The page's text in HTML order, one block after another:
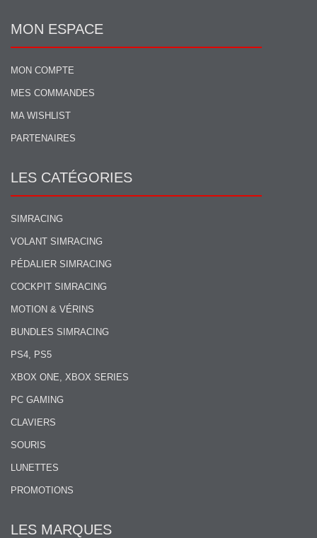
MON ESPACE
MON COMPTE
MES COMMANDES
MA WISHLIST
PARTENAIRES
LES CATÉGORIES
SIMRACING
VOLANT SIMRACING
PÉDALIER SIMRACING
COCKPIT SIMRACING
MOTION & VÉRINS
BUNDLES SIMRACING
PS4, PS5
XBOX ONE, XBOX SERIES
PC GAMING
CLAVIERS
SOURIS
LUNETTES
PROMOTIONS
LES MARQUES